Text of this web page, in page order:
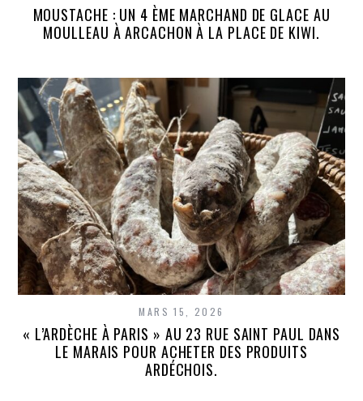
MOUSTACHE : UN 4 ÈME MARCHAND DE GLACE AU
MOULLEAU À ARCACHON À LA PLACE DE KIWI.
MARS 15, 2026
« L’ARDÈCHE À PARIS » AU 23 RUE SAINT PAUL DANS
LE MARAIS POUR ACHETER DES PRODUITS
ARDÉCHOIS.